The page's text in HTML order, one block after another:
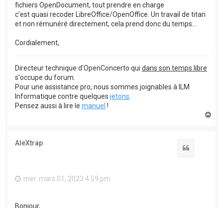
fichiers OpenDocument, tout prendre en charge
c'est quasi recoder LibreOffice/OpenOffice. Un travail de titan
et non rémunéré directement, cela prend donc du temps...
Cordialement,
Directeur technique d'OpenConcerto qui dans son temps libre
s'occupe du forum.
Pour une assistance pro, nous sommes joignables à ILM
Informatique contre quelques jetons
Pensez aussi à lire le manuel !
AleXtrap
mer. mars 01, 2023 4:59 pm
Bonjour,